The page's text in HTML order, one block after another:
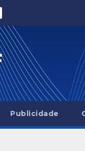
Publicidade